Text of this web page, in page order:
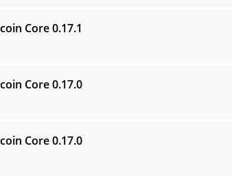
Core0.17.1
Core0.17.0
Core0.17.0